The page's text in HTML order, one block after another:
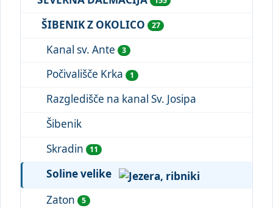
ŠIBENIK Z OKOLICO 27
Kanal sv. Ante 3
Počivališče Krka 1
Razgledišče na kanal Sv. Josipa
Šibenik
Skradin
11
Soline velike
Zaton
5